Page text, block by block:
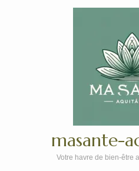
masante-
Votre havre de bien-être